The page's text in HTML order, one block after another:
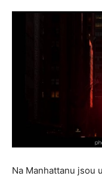
Na Manhattanu jsou